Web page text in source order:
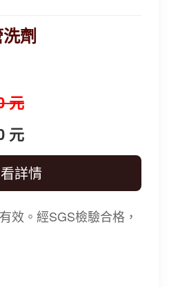
劑
元
元
詳情
效。經SGS檢驗合格，